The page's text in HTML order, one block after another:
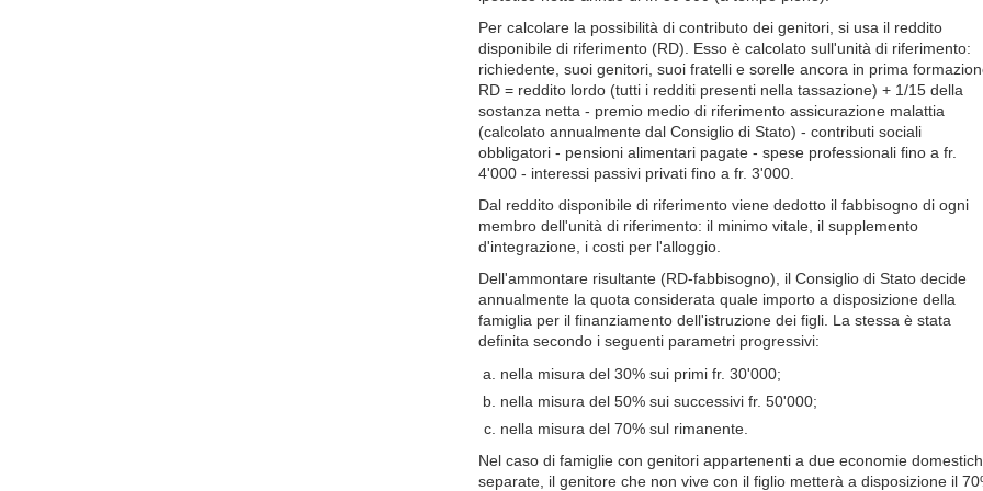
Per calcolare la possibilità di contributo dei genitori, si usa il reddito
disponibile di riferimento (RD). Esso è calcolato sull'unità di riferimento:
richiedente, suoi genitori, suoi fratelli e sorelle ancora in prima
RD = reddito lordo (tutti i redditi presenti nella tassazione) + 1/15 della
sostanza netta - premio medio di riferimento assicurazione malattia
(calcolato annualmente dal Consiglio di Stato) - contributi sociali
obbligatori - pensioni alimentari pagate - spese professionali fino a fr.
4'000 - interessi passivi privati fino a fr. 3'000.
Dal reddito disponibile di riferimento viene dedotto il fabbisogno di ogni
membro dell'unità di riferimento: il minimo vitale, il supplemento
d'integrazione, i costi per l'alloggio.
Dell'ammontare risultante (RD-fabbisogno), il Consiglio di Stato decide
annualmente la quota considerata quale importo a disposizione della
famiglia per il finanziamento dell'istruzione dei figli. La stessa è stata
definita secondo i seguenti parametri progressivi:
nella misura del 30% sui primi fr. 30'000;
nella misura del 50% sui successivi fr. 50'000;
nella misura del 70% sul rimanente.
Nel caso di famiglie con genitori appartenenti a due economie
separate, il genitore che non vive con il figlio metterà a disposizione il